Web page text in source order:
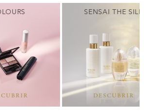
SENSAI THE SILK
DESCUBRIR